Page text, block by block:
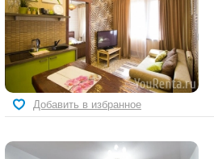
Добавить в избранное